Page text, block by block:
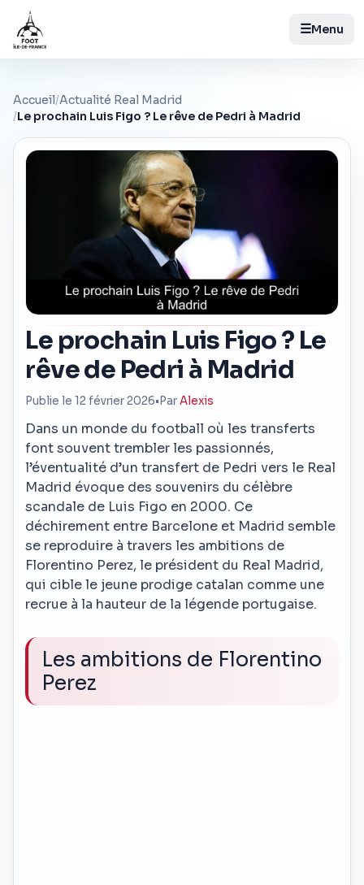
☰Menu
Accueil/Actualité Real Madrid
/Le prochain Luis Figo ? Le rêve de Pedri à Madrid
Le prochain Luis Figo ? Le
rêve de Pedri à Madrid
Publie le 12 février 2026• ParAlexis
Dans un monde du football où les transferts
font souvent trembler les passionnés,
l’éventualité d’un transfert de Pedri vers le Real
Madrid évoque des souvenirs du célèbre
scandale de Luis Figo en 2000. Ce
déchirement entre Barcelone et Madrid semble
se reproduire à travers les ambitions de
Florentino Perez, le président du Real Madrid,
qui cible le jeune prodige catalan comme une
recrue à la hauteur de la légende portugaise.
Les ambitions de Florentino
Perez